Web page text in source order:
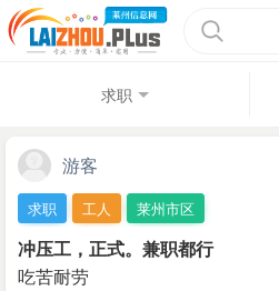
求职
游客
求职 工人 莱州市区
冲压工，正式。兼职都行
吃苦耐劳